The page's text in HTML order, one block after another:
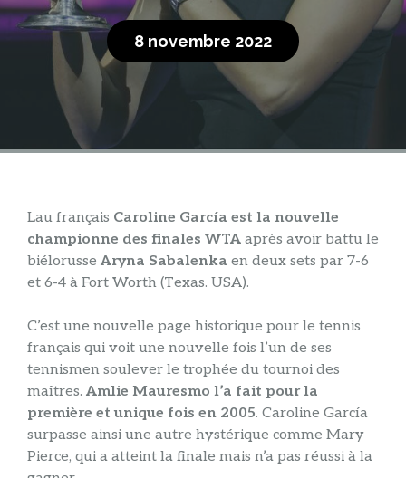
8 novembre 2022
Lau français Caroline García est la nouvelle
championne des finales WTA après avoir battu le
biélorusse Aryna Sabalenka en deux sets par 7-6
et 6-4 à Fort Worth (Texas. USA).
C’est une nouvelle page historique pour le tennis
français qui voit une nouvelle fois l’un de ses
tennismen soulever le trophée du tournoi des
maîtres. Amlie Mauresmo l’a fait pour la
première et unique fois en 2005. Caroline García
surpasse ainsi une autre hystérique comme Mary
Pierce, qui a atteint la finale mais n’a pas réussi à la